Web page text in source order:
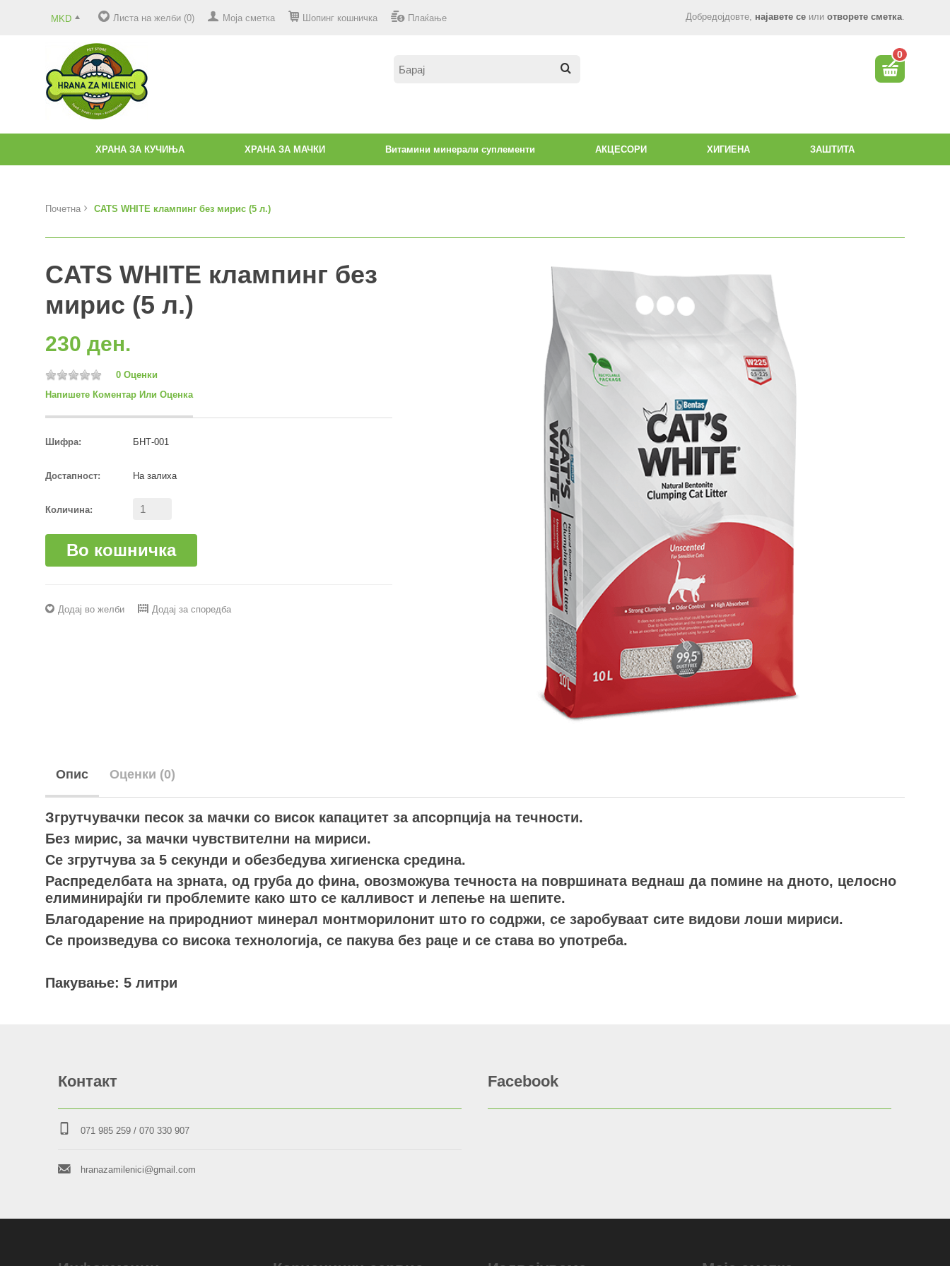
MKD Добредојдовте, најавете се или отворете сметка.
Листа на желби (0) Моја сметка Шопинг кошничка Плаќање
0
ХРАНА ЗА КУЧИЊА ХРАНА ЗА МАЧКИ Витамини минерали суплементи АКЦЕСОРИ ХИГИЕНА ЗАШТИТА
Почетна CATS WHITE клампинг без мирис (5 л.)
CATS WHITE клампинг без
мирис (5 л.)
230 ден.
0 Оценки
Напишете Коментар Или Оценка
Шифра: БНТ-001
Достапност: На залиха
Количина:
Во кошничка
Додај во желби Додај за споредба
Опис Оценки (0)
Згрутчувачки песок за мачки со висок капацитет за апсорпција на течности.
Без мирис, за мачки чувствителни на мириси.
Се згрутчува за 5 секунди и обезбедува хигиенска средина.
Распределбата на зрната, од груба до фина, овозможува течноста на површината веднаш да помине на дното, целосно
елиминирајќи ги проблемите како што се калливост и лепење на шепите.
Благодарение на природниот минерал монтморилонит што го содржи, се заробуваат сите видови лоши мириси.
Се произведува со висока технологија, се пакува без раце и се става во употреба.
Пакување: 5 литри
Контакт
071 985 259/ 070 330 907
hranazamilenici@gmail.com
Facebook